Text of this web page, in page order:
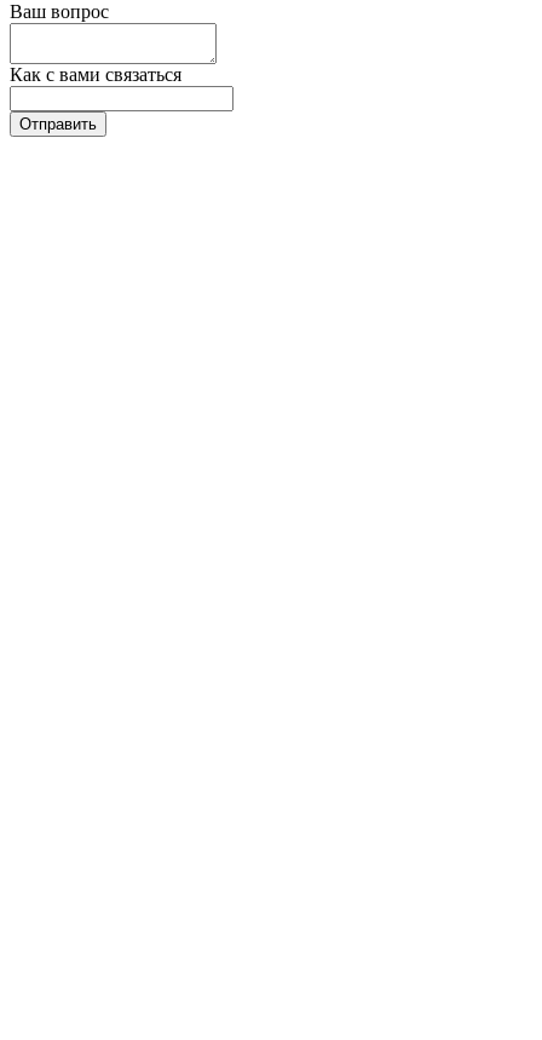
Ваш вопрос
Как с вами связаться